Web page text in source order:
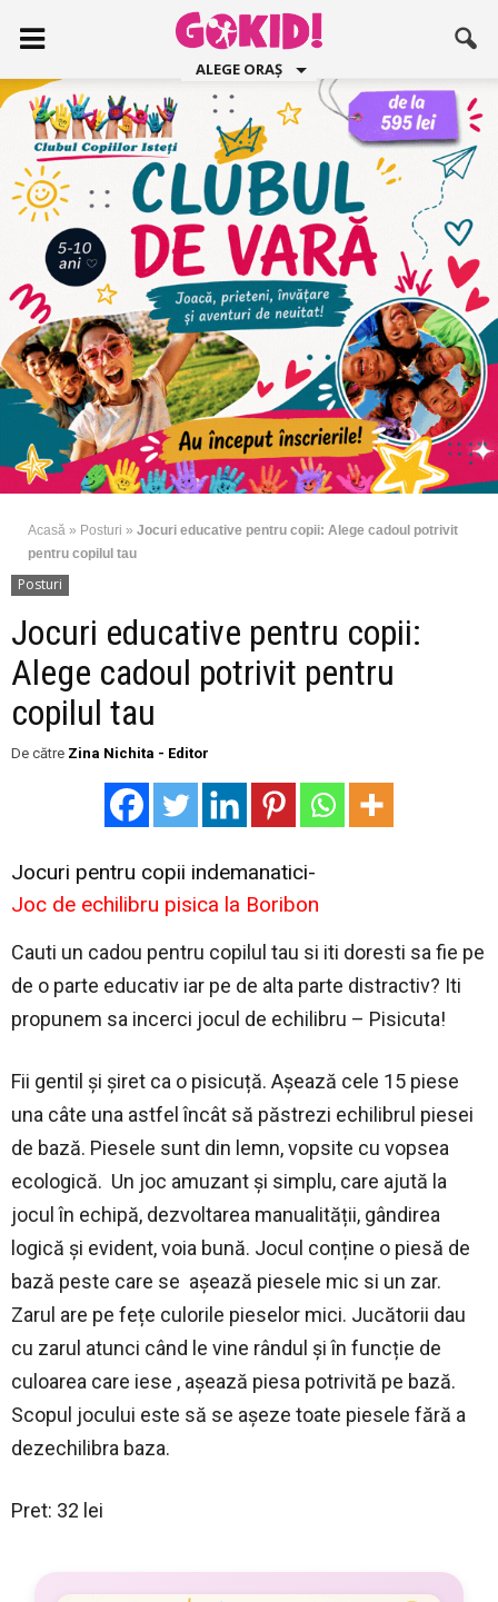
ALEGE ORAȘ
Acasă » Posturi » Jocuri educative pentru copii: Alege cadoul potrivit
pentru copilul tau
Posturi
Jocuri educative pentru copii:
Alege cadoul potrivit pentru
copilul tau
De către Zina Nichita - Editor
Jocuri pentru copii indemanatici-
Joc de echilibru pisica la Boribon
Cauti un cadou pentru copilul tau si iti doresti sa fie pe
de o parte educativ iar pe de alta parte distractiv? Iti
propunem sa incerci jocul de echilibru – Pisicuta!
Fii gentil și șiret ca o pisicuță. Așează cele 15 piese
una câte una astfel încât să păstrezi echilibrul piesei
de bază. Piesele sunt din lemn, vopsite cu vopsea
ecologică. Un joc amuzant și simplu, care ajută la
jocul în echipă, dezvoltarea manualității, gândirea
logică și evident, voia bună. Jocul conține o piesă de
bază peste care se așează piesele mic si un zar.
Zarul are pe fețe culorile pieselor mici. Jucătorii dau
cu zarul atunci când le vine rândul și în funcție de
culoarea care iese , așează piesa potrivită pe bază.
Scopul jocului este să se așeze toate piesele fără a
dezechilibra baza.
Pret: 32 lei